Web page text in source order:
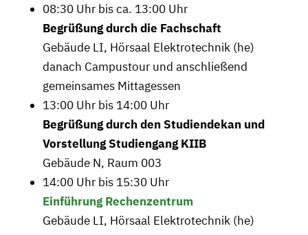
08:30 Uhr bis ca. 13:00 Uhr
Begrüßung durch die Fachschaft
Gebäude LI, Hörsaal Elektrotechnik (he)
danach Campustour und anschließend
gemeinsames Mittagessen
13:00 Uhr bis 14:00 Uhr
Begrüßung durch den Studiendekan und
Vorstellung Studiengang KIIB
Gebäude N, Raum 003
14:00 Uhr bis 15:30 Uhr
Einführung Rechenzentrum
Gebäude LI, Hörsaal Elektrotechnik (he)